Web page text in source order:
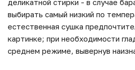
деликатной стирки - в случае
выбирать самый низкий по
естественная сушка
картинке; при необходимости
среднем режиме, вывернув